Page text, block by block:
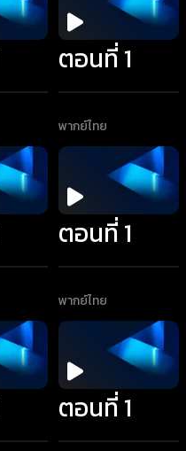
ตอนที่ 1
พากย์ไทย
ตอนที่ 1
พากย์ไทย
ตอนที่ 1